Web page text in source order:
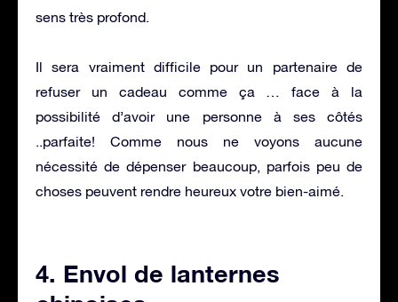
sens très profond.
Il sera vraiment difficile pour un partenaire de
refuser un cadeau comme ça … face à la
possibilité d’avoir une personne à ses côtés
..parfaite! Comme nous ne voyons aucune
nécessité de dépenser beaucoup, parfois peu de
choses peuvent rendre heureux votre bien-aimé.
4. Envol de lanternes